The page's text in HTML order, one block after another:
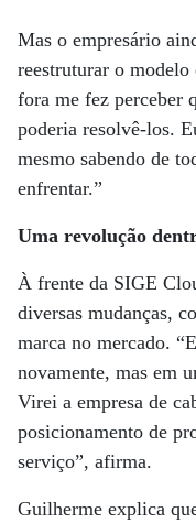
Mas o empresário
reestruturar o modelo
fora me fez perceber
poderia resolvê-los.
mesmo sabendo de
enfrentar.”
Uma revolução
À frente da SIGE
diversas mudanças,
marca no mercado.
novamente, mas em
Virei a empresa de
posicionamento de
serviço”, afirma.
Guilherme explica